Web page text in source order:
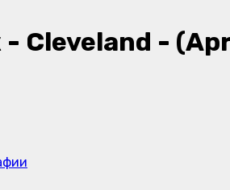
Cleveland -